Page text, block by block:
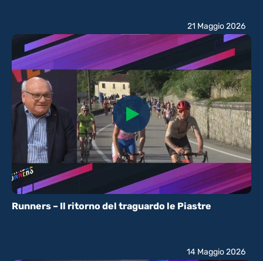
Runners – Il ritorno del traguardo le Piastre
21 Maggio 2026
14 Maggio 2026